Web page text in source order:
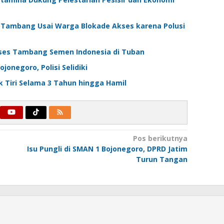
Usai Warga Blokade Akses karena Polusi
Tambang Semen Indonesia di Tuban
Polisi Selidiki
Tiri Selama 3 Tahun hingga Hamil
Pos berikutnya
Isu Pungli di SMAN 1 Bojonegoro, DPRD Jatim
Turun Tangan